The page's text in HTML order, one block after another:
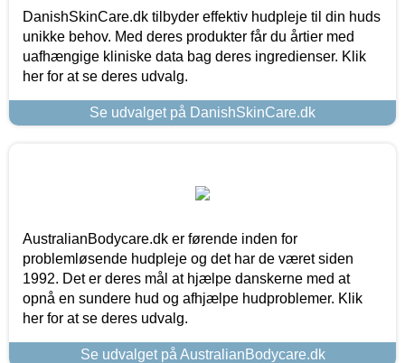
DanishSkinCare.dk tilbyder effektiv hudpleje til din huds
unikke behov. Med deres produkter får du årtier med
uafhængige kliniske data bag deres ingredienser. Klik
her for at se deres udvalg.
Se udvalget på DanishSkinCare.dk
AustralianBodycare.dk er førende inden for
problemløsende hudpleje og det har de været siden
1992. Det er deres mål at hjælpe danskerne med at
opnå en sundere hud og afhjælpe hudproblemer. Klik
her for at se deres udvalg.
Se udvalget på AustralianBodycare.dk